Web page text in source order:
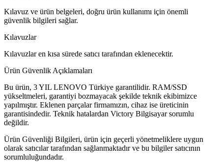
Kılavuz ve ürün belgeleri, doğru ürün kullanımı için önemli
güvenlik bilgileri sağlar.
Kılavuzlar
Kılavuzlar en kısa sürede satıcı tarafından eklenecektir.
Ürün Güvenlik Açıklamaları
Bu ürün, 3 YIL LENOVO Türkiye garantilidir. RAM/SSD
yükseltmeleri, garantiyi bozmayacak şekilde teknik ekibimizce
yapılmıştır. Eklenen parçalar firmamızın, cihaz ise üreticinin
garantisindedir. Teknik hatalardan Victory Bilgisayar sorumlu
değildir.
Ürün Güvenliği Bilgileri, ürün için geçerli yönetmeliklere uygun
olarak satıcılar tarafından sağlanmaktadır ve bu bilgiler satıcının
sorumluluğundadır.